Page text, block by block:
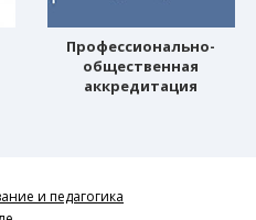
Профессионально-
общественная
аккредитация
и педагогика